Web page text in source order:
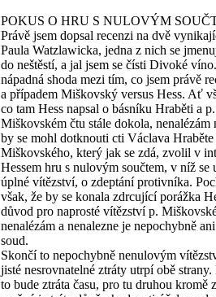
POKUS O HRU S NULOVÝM
Právě jsem dopsal recenzi na dvě
Paula Watzlawicka, jedna z nich se
do neštěstí, a jal jsem se čísti Divoké
nápadná shoda mezi tím, co jsem právě
a případem Miškovský versus Hess. Ať
co tam Hess napsal o básníku Hraběti a p.
Miškovském čtu stále dokola, nenalézám
by se mohl dotknouti cti Václava Hraběte
Miškovského, který jak se zdá, zvolil v
Hessem hru s nulovým součtem, v níž se
úplné vítězství, o zdeptání protivníka.
však, že by se konala zdrcující porážka
důvod pro naprosté vítězství p.
nenalézám a nenalezne je nepochybně
soud.
Skončí to nepochybně nenulovým
jisté nesrovnatelné ztráty utrpí obě strany.
to bude ztráta času, pro tu druhou kromě